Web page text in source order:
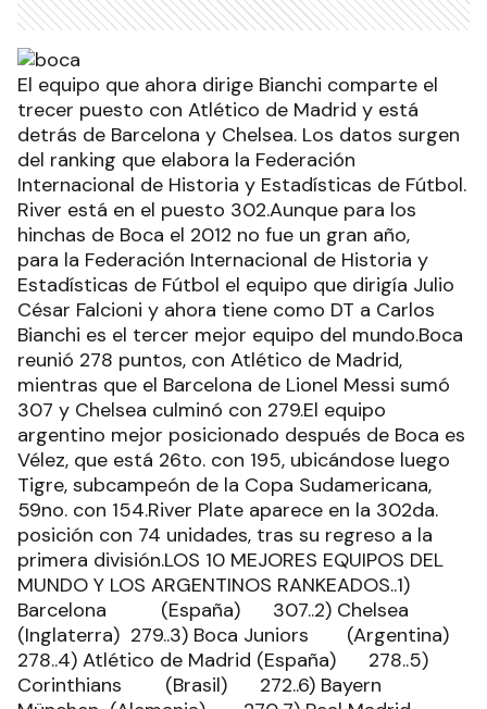
El equipo que ahora dirige Bianchi comparte el
trecer puesto con Atlético de Madrid y está
detrás de Barcelona y Chelsea. Los datos surgen
del ranking que elabora la Federación
Internacional de Historia y Estadísticas de Fútbol.
River está en el puesto 302.Aunque para los
hinchas de Boca el 2012 no fue un gran año,
para la Federación Internacional de Historia y
Estadísticas de Fútbol el equipo que dirigía Julio
César Falcioni y ahora tiene como DT a Carlos
Bianchi es el tercer mejor equipo del mundo.Boca
reunió 278 puntos, con Atlético de Madrid,
mientras que el Barcelona de Lionel Messi sumó
307 y Chelsea culminó con 279.El equipo
argentino mejor posicionado después de Boca es
Vélez, que está 26to. con 195, ubicándose luego
Tigre, subcampeón de la Copa Sudamericana,
59no. con 154.River Plate aparece en la 302da.
posición con 74 unidades, tras su regreso a la
primera división.LOS 10 MEJORES EQUIPOS DEL
MUNDO Y LOS ARGENTINOS RANKEADOS..1)
Barcelona (España) 307..2) Chelsea
(Inglaterra) 279..3) Boca Juniors (Argentina)
278..4) Atlético de Madrid (España) 278..5)
Corinthians (Brasil) 272..6) Bayern